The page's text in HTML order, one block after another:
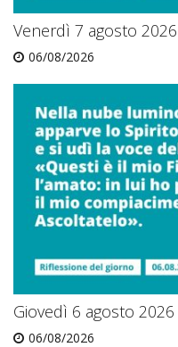
Venerdì 7 agosto 2026
06/08/2026
Giovedì 6 agosto 2026
06/08/2026